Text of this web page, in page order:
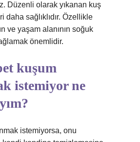
Düzenli olarak yıkanan kuş
daha sağlıklıdır. Özellikle
ve yaşam alanının soğuk
önemlidir.
kuşum
istemiyor ne
istemiyorsa, onu